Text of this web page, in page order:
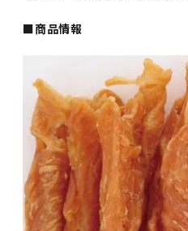
■商品情報